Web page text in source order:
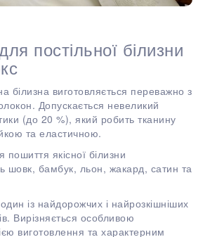
постільної білизни
білизна виготовляється переважно з
Допускається невеликий
(до 20 %), який робить тканину
та еластичною.
пошиття якісної білизни
шовк, бамбук, льон, жакард, сатин та
із найдорожчих і найрозкішніших
Вирізняється особливою
виготовлення та характерним